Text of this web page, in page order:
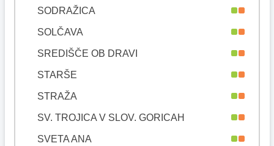
SODRAŽICA
SOLČAVA
SREDIŠČE OB DRAVI
STARŠE
STRAŽA
SV. TROJICA V SLOV. GORICAH
SVETA ANA